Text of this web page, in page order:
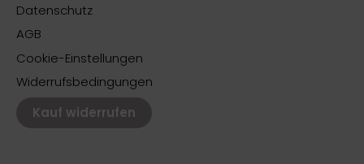
Datenschutz
AGB
Cookie-Einstellungen
Widerrufsbedingungen
Kauf widerrufen